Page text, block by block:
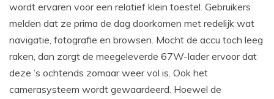
wordt ervaren voor een relatief klein toestel. Gebruikers
melden dat ze prima de dag doorkomen met redelijk wat
navigatie, fotografie en browsen. Mocht de accu toch leeg
raken, dan zorgt de meegeleverde 67W-lader ervoor dat
deze ’s ochtends zomaar weer vol is. Ook het
camerasysteem wordt gewaardeerd. Hoewel de